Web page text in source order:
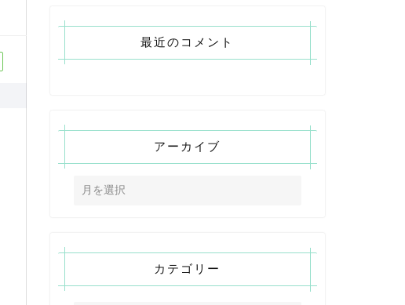
最近のコメント
アーカイブ
カテゴリー